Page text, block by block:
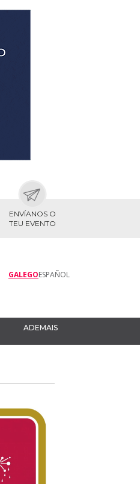
ENVÍANOS O
TEU EVENTO
GALEGOESPAÑOL
ADEMAIS